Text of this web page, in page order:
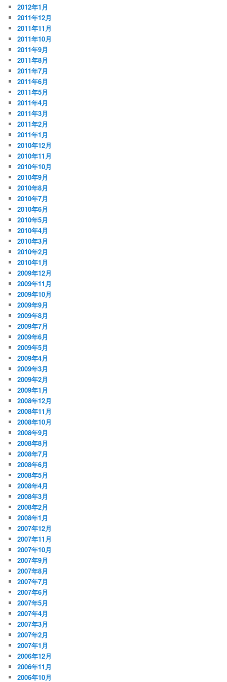
2012年1月
2011年12月
2011年11月
2011年10月
2011年9月
2011年8月
2011年7月
2011年6月
2011年5月
2011年4月
2011年3月
2011年2月
2011年1月
2010年12月
2010年11月
2010年10月
2010年9月
2010年8月
2010年7月
2010年6月
2010年5月
2010年4月
2010年3月
2010年2月
2010年1月
2009年12月
2009年11月
2009年10月
2009年9月
2009年8月
2009年7月
2009年6月
2009年5月
2009年4月
2009年3月
2009年2月
2009年1月
2008年12月
2008年11月
2008年10月
2008年9月
2008年8月
2008年7月
2008年6月
2008年5月
2008年4月
2008年3月
2008年2月
2008年1月
2007年12月
2007年11月
2007年10月
2007年9月
2007年8月
2007年7月
2007年6月
2007年5月
2007年4月
2007年3月
2007年2月
2007年1月
2006年12月
2006年11月
2006年10月